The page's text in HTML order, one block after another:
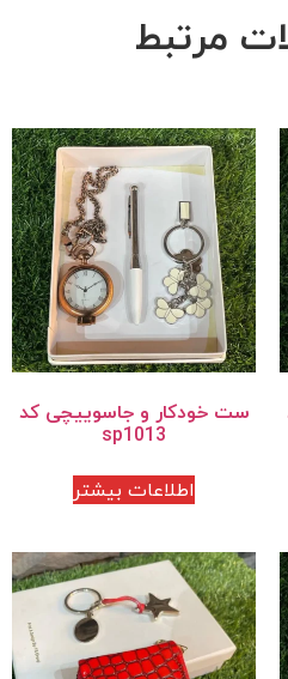
مرتبط
ست خودکار و جاسوییچی کد
sp1013
اطلاعات بیشتر